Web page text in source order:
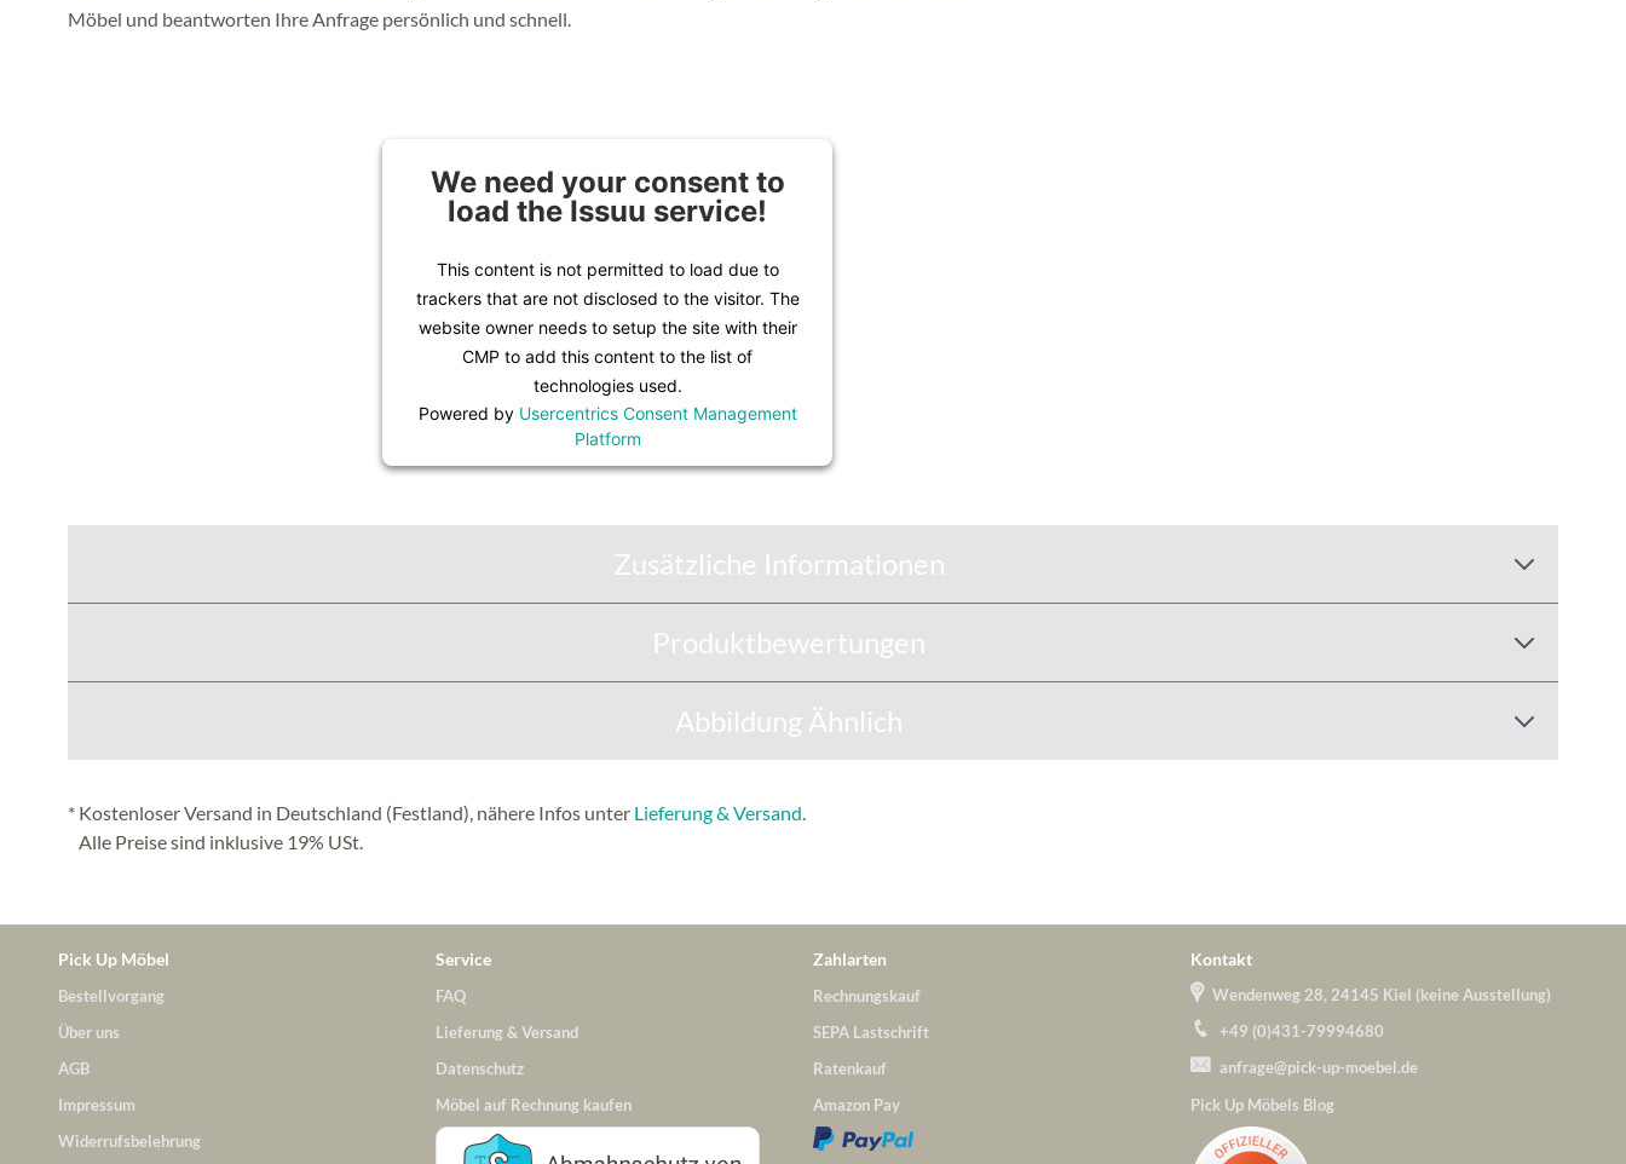
Möbel und beantworten Ihre Anfrage persönlich und schnell.
We need your consent to
load the Issuu service!
This content is not permitted to load due to
trackers that are not disclosed to the visitor. The
website owner needs to setup the site with their
CMP to add this content to the list of
technologies used.
Powered by Usercentrics Consent Management
Platform
Zusätzliche Informationen
Produktbewertungen
Abbildung Ähnlich
* Kostenloser Versand in Deutschland (Festland), nähere Infos unter Lieferung & Versand.
Alle Preise sind inklusive 19% USt.
Pick Up Möbel
Bestellvorgang
Über uns
AGB
Impressum
Widerrufsbelehrung
Service
FAQ
Lieferung & Versand
Datenschutz
Möbel auf Rechnung kaufen
Zahlarten
Rechnungskauf
SEPA Lastschrift
Ratenkauf
Amazon Pay
Kontakt
Wendenweg 28, 24145 Kiel (keine Ausstellung)
+49 (0)431-79994680
anfrage@pick-up-moebel.de
Pick Up Möbels Blog